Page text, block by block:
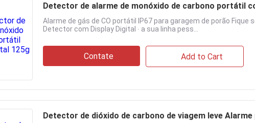
Detector de alarme de monóxido de carbono portátil
Alarme de gás de CO portátil IP67 para garagem de porão Fique
Detector com Display Digital ∙ a sua linha pess...
Contate Add to Cart
Detector de dióxido de carbono de viagem leve